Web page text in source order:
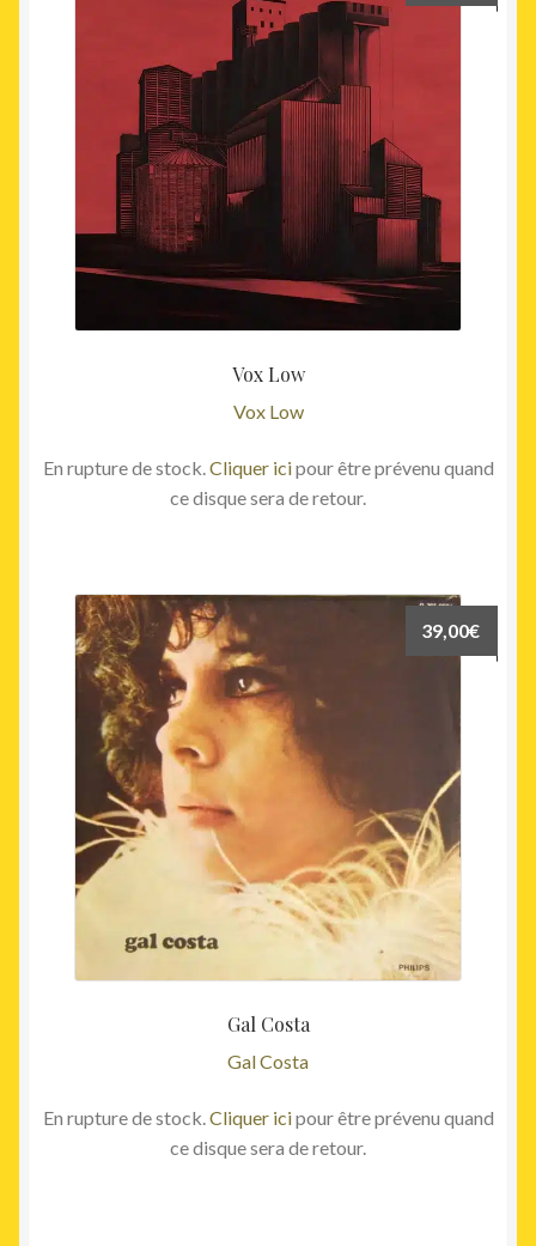
Vox Low
Vox Low
En rupture de stock.Cliquer icipour être prévenu quand
ce disque sera de retour.
Gal Costa
Gal Costa
39,00€
En rupture de stock.Cliquer icipour être prévenu quand
ce disque sera de retour.